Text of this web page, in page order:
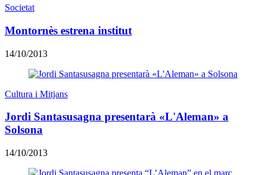
Societat
Montornès estrena institut
14/10/2013
Cultura i Mitjans
Jordi Santasusagna presentarà «L'Aleman» a
Solsona
14/10/2013